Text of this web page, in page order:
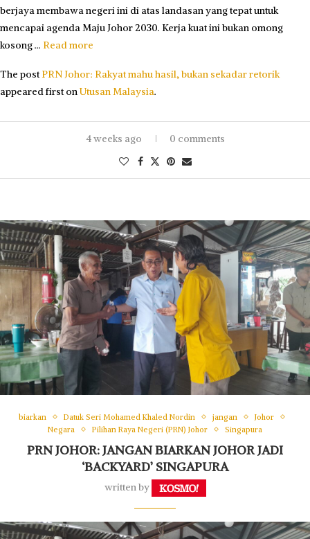
berjaya membawa negeri ini di atas landasan yang tepat untuk
mencapai agenda Maju Johor 2030. Kerja kuat ini bukan omong
kosong … Read more
The postPRN Johor: Rakyat mahu hasil, bukan sekadar retorik
appeared first onUtusan Malaysia.
4 weeks ago 0 comments
biarkan Datuk Seri Mohamed Khaled Nordin jangan
Johor
Negara
Pilihan Raya Negeri (PRN) Johor Singapura
PRN JOHOR: JANGAN BIARKAN JOHOR JADI
‘BACKYARD’ SINGAPURA
written by